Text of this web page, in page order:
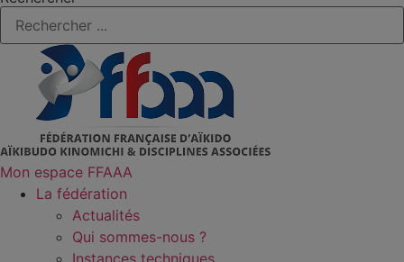
Mon espace FFAAA
La fédération
Actualités
Qui sommes-nous ?
Instances techniques